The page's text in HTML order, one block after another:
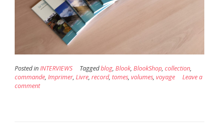
Posted inINTERVIEWS Taggedblog, Blook, BlookShop, collection,
commande, Imprimer, Livre, record, tomes, volumes, voyage
Leave a
comment